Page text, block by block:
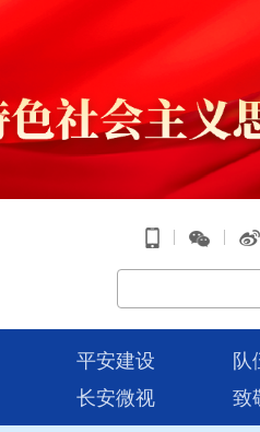
| |
平安建设 队
长安微视 致